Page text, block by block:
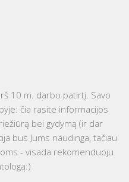
10 m. darbo patirtį. Savo
čia rasite informacijos
bei gydymą (ir dar
bus Jums naudinga, tačiau
- visada rekomenduoju